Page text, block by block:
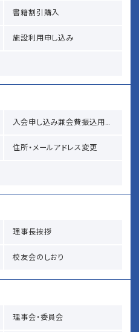
書籍割引購入
施設利用申し込み
入会申し込み兼会費振込用紙請求
住所・メールアドレス変更
理事長挨拶
校友会のしおり
理事会・委員会